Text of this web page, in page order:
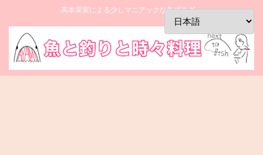
高本采実による少しマニアックな魚ブログ。